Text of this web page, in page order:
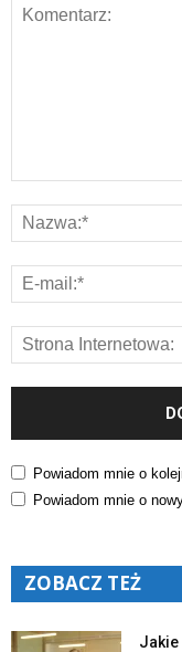
Powiadom mnie o
Powiadom mnie o
ZOBACZ TEŻ
Jakie